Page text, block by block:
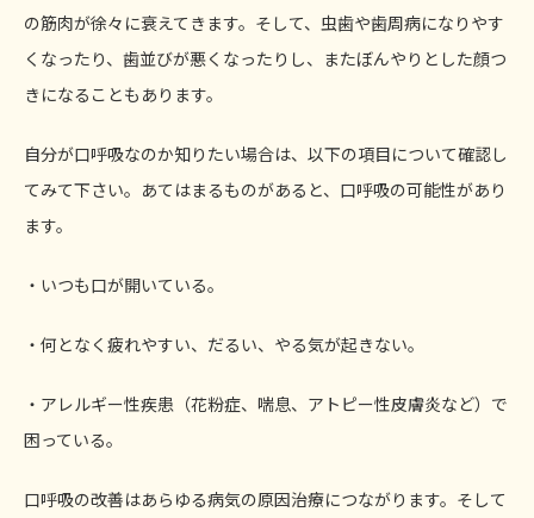
の筋肉が徐々に衰えてきます。そして、虫歯や歯周病になりやす
くなったり、歯並びが悪くなったりし、またぼんやりとした顔つ
きになることもあります。
自分が口呼吸なのか知りたい場合は、以下の項目について確認し
てみて下さい。あてはまるものがあると、口呼吸の可能性があり
ます。
・いつも口が開いている。
・何となく疲れやすい、だるい、やる気が起きない。
・アレルギー性疾患（花粉症、喘息、アトピー性皮膚炎など）で
困っている。
口呼吸の改善はあらゆる病気の原因治療につながります。そして